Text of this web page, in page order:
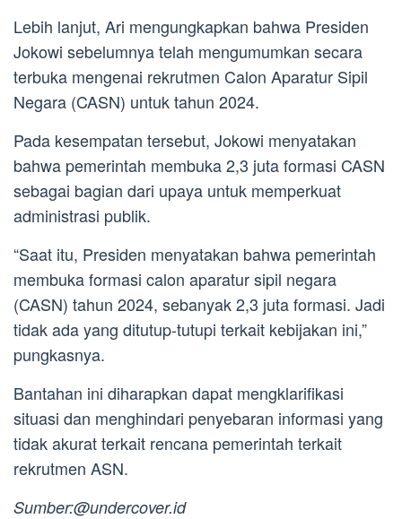
Lebih lanjut, Ari mengungkapkan bahwa Presiden
Jokowi sebelumnya telah mengumumkan secara
terbuka mengenai rekrutmen Calon Aparatur Sipil
Negara (CASN) untuk tahun 2024.
Pada kesempatan tersebut, Jokowi menyatakan
bahwa pemerintah membuka 2,3 juta formasi CASN
sebagai bagian dari upaya untuk memperkuat
administrasi publik.
“Saat itu, Presiden menyatakan bahwa pemerintah
membuka formasi calon aparatur sipil negara
(CASN) tahun 2024, sebanyak 2,3 juta formasi. Jadi
tidak ada yang ditutup-tutupi terkait kebijakan ini,”
pungkasnya.
Bantahan ini diharapkan dapat mengklarifikasi
situasi dan menghindari penyebaran informasi yang
tidak akurat terkait rencana pemerintah terkait
rekrutmen ASN.
Sumber:@undercover.id